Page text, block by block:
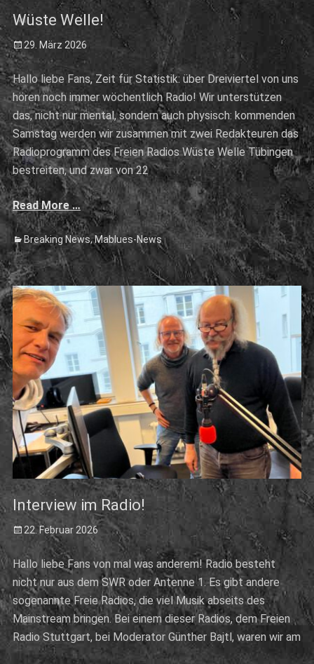
Wüste Welle!
Posted
on
29. März 2026
Hallo liebe Fans, Zeit für Statistik: über Dreiviertel von uns
hören noch immer wöchentlich Radio! Wir unterstützen
das, nicht nur mental, sondern auch physisch: kommenden
Samstag werden wir zusammen mit zwei Redakteuren das
Radioprogramm des Freien Radios Wüste Welle Tübingen
bestreiten, und zwar von 22
Read More …
Categories
Breaking News,Mablues-News
Interview im Radio!
Posted
22. Februar 2026
Hallo liebe Fans von mal was anderem! Radio besteht
nicht nur aus dem SWR oder Antenne 1. Es gibt andere
sogenannte Freie Radios, die viel Musik abseits des
Mainstream bringen. Bei einem dieser Radios, dem Freien
Radio Stuttgart, bei Moderator Günther Bajtl, waren wir am